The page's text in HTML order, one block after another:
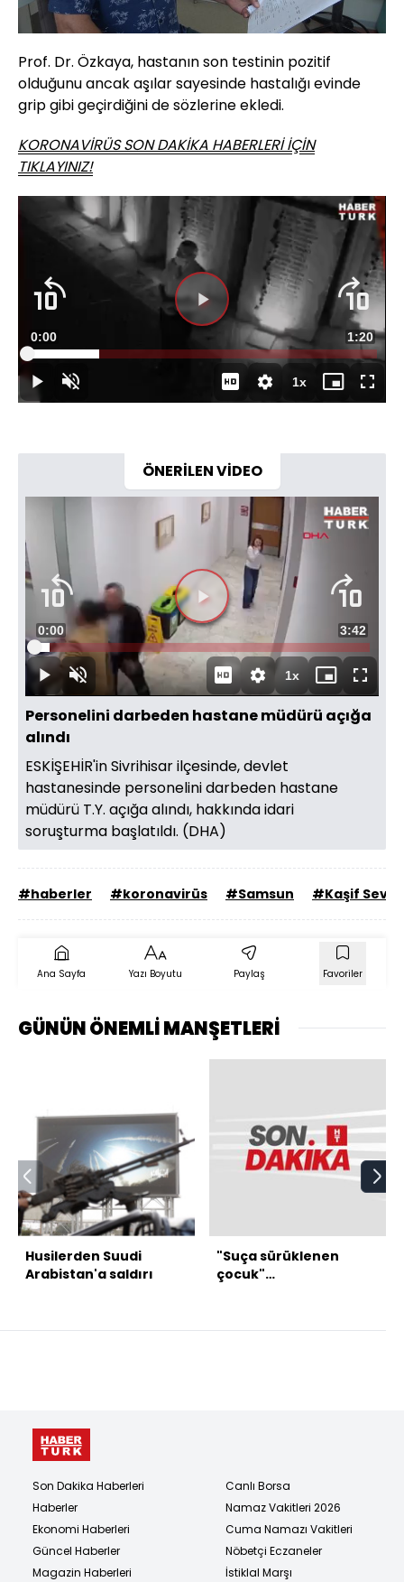
Prof. Dr. Özkaya, hastanın son testinin pozitif
olduğunu ancak aşılar sayesinde hastalığı evinde
grip gibi geçirdiğini de sözlerine ekledi.
KORONAVİRÜS SON DAKİKA HABERLERİ İÇİN
TIKLAYINIZ!
DuraklatSesi
Aç
Süre
0:00 Toplam
Süre
1:20
Yüklendi:
1xOynatma
Hızı
Mini
oynatıcı
Tam
Ekran
ÖNERİLEN VİDEO
DuraklatSesi
Aç
Süre
0:00 Toplam
Süre
3:42
Yüklendi:
4.46%
1xOynatma
Hızı
Mini
oynatıcı
Tam
Ekran
Personelini darbeden hastane müdürü açığa
alındı
ESKİŞEHİR'in Sivrihisar ilçesinde, devlet
hastanesinde personelini darbeden hastane
müdürü T.Y. açığa alındı, hakkında idari
soruşturma başlatıldı. (DHA)
#haberler #koronavirüs #Samsun #Kaşif
Ana Sayfa Yazı Boyutu Paylaş Favoriler
GÜNÜN ÖNEMLİ MANŞETLERİ
Husilerden Suudi
Arabistan'a saldırı
"Suça sürüklenen
çocuk"
Son Dakika Haberleri
Haberler
Ekonomi Haberleri
Güncel Haberler
Magazin Haberleri
Canlı Borsa
Namaz Vakitleri 2026
Cuma Namazı Vakitleri
Nöbetçi Eczaneler
İstiklal Marşı